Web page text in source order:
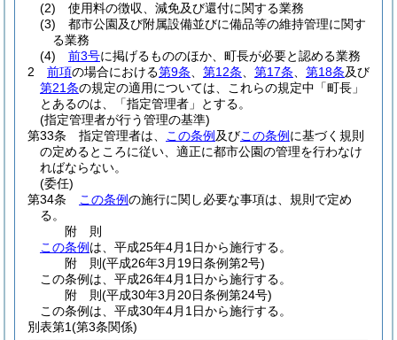
(2)
使用料の徴収、減免及び還付に関する業務
(3)
都市公園及び附属設備並びに備品等の維持管理に関す
る業務
(4)
前3号に掲げるもののほか、町長が必要と認める業務
2
前項の場合における第9条 第12条 第17条 第18条及び
第21条の規定の適用については、これらの規定中「町長」
とあるのは、「指定管理者」とする。
(指定管理者が行う管理の基準)
第33条
指定管理者は、 この条例 及びこの条例 に基づく規則
の定めるところに従い、適正に都市公園の管理を行わなけ
ればならない。
(委任)
第34条
この条例の施行に関し必要な事項は、規則で定め
る。
附 則
この条例 は、平成25年4月1日から施行する。
附 則(平成26年3月19日条例第2号)
この条例は、平成26年4月1日から施行する。
附 則(平成30年3月20日条例第24号)
この条例は、平成30年4月1日から施行する。
別表第1(第3条関係)